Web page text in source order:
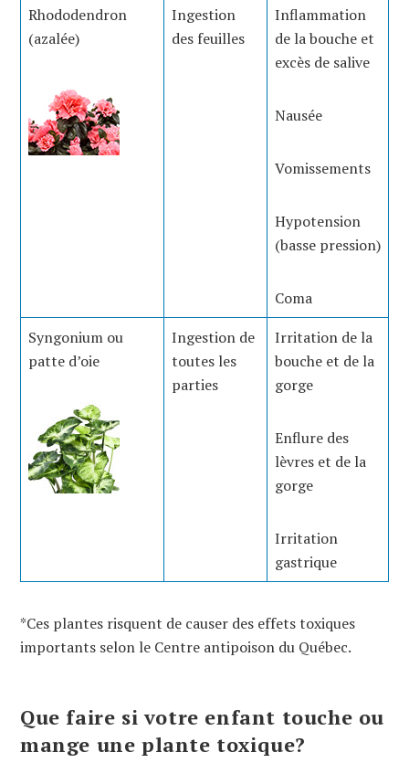
Rhododendron
(azalée)
Ingestion
des feuilles
Inflammation
de la bouche et
excès de salive
Nausée
Vomissements
Hypotension
(basse pression)
Coma
Syngonium ou
patte d’oie
Ingestion de
toutes les
parties
Irritation de la
bouche et de la
gorge
Enflure des
lèvres et de la
gorge
Irritation
gastrique
*Ces plantes risquent de causer des effets toxiques
importants selon le Centre antipoison du Québec.
Que faire si votre enfant touche ou
mange une plante toxique?